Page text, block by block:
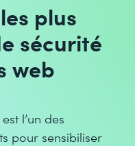
plus
sécurité
web
l’un des
pour sensibiliser